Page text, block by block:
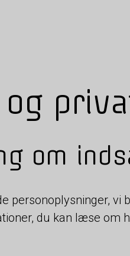
og
om
personoplysninger, vi
du kan læse om